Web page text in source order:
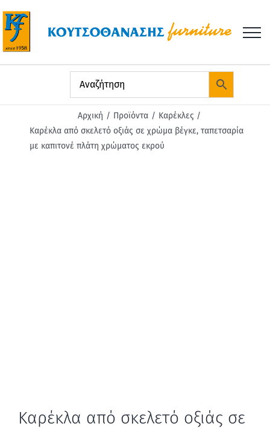
στο
περιεχόμενο
Αρχική Προϊόντα
Καρέκλες
Καρέκλα από σκελετό οξιάς σε χρώμα βέγκε, ταπετσαρία
με καπιτονέ πλάτη χρώματος εκρού
Καρέκλα από σκελετό οξιάς σε